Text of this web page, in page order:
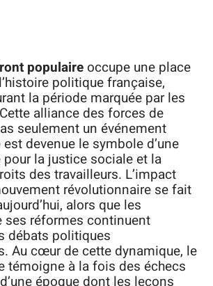
populaire occupe une place
politique française,
la période marquée par les
alliance des forces de
seulement un événement
devenue le symbole d’une
la justice sociale et la
des travailleurs. L’impact
révolutionnaire se fait
alors que les
ses réformes continuent
débats politiques
Au cœur de cette dynamique, le
témoigne à la fois des échecs
époque dont les leçons